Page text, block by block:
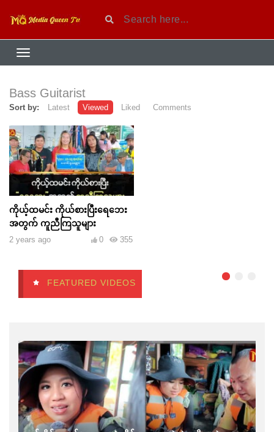
Bass Guitarist
Sort by: Latest Viewed Liked Comments
ကိုယ့်ထမင်း ကိုယ်စားပြီးရေဘေး
အတွက် ကူညီကြသူများ
2 years ago 355
0
FEATURED VIDEOS